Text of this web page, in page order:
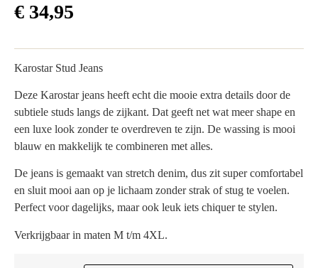
€ 34,95
Karostar Stud Jeans
Deze Karostar jeans heeft echt die mooie extra details door de
subtiele studs langs de zijkant. Dat geeft net wat meer shape en
een luxe look zonder te overdreven te zijn. De wassing is mooi
blauw en makkelijk te combineren met alles.
De jeans is gemaakt van stretch denim, dus zit super comfortabel
en sluit mooi aan op je lichaam zonder strak of stug te voelen.
Perfect voor dagelijks, maar ook leuk iets chiquer te stylen.
Verkrijgbaar in maten M t/m 4XL.